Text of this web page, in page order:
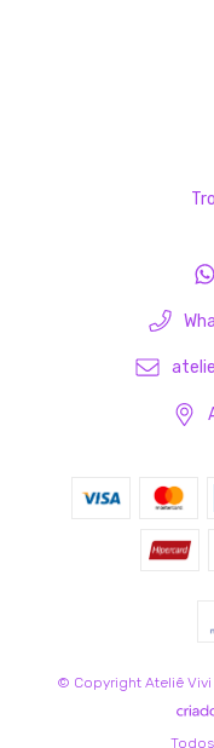
© Copyright Ateliê Vivi